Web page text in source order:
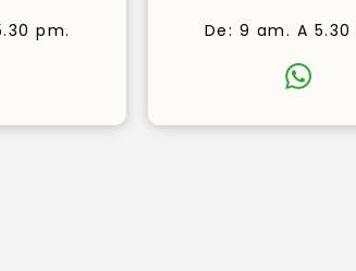
pm. De: 9 am. A 5.30